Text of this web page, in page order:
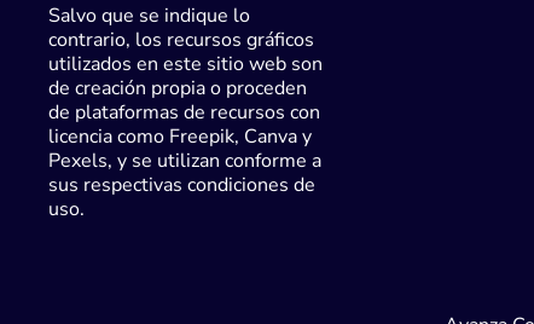
Salvo que se indique lo
contrario, los recursos gráficos
utilizados en este sitio web son
de creación propia o proceden
de plataformas de recursos con
licencia como Freepik, Canva y
Pexels, y se utilizan conforme a
sus respectivas condiciones de
uso.